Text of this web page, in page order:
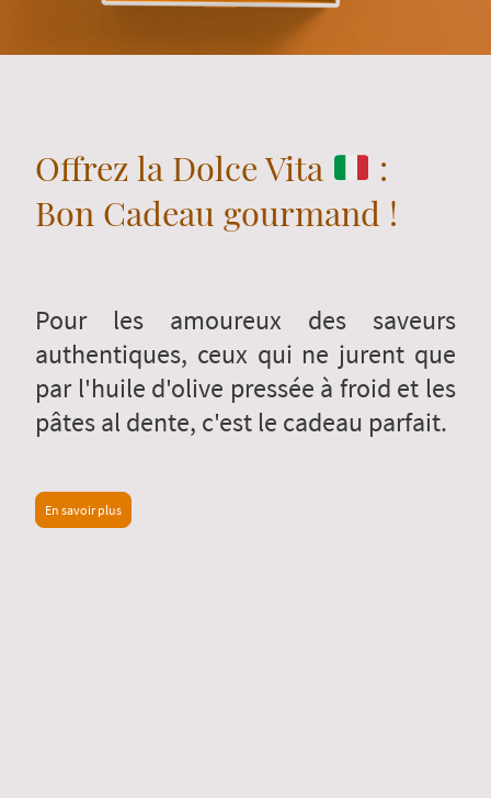
Offrez la Dolce Vita
:
Bon Cadeau gourmand !
Pour les amoureux des saveurs
authentiques, ceux qui ne jurent que
par l'huile d'olive pressée à froid et les
pâtes al dente, c'est le cadeau parfait.
En savoir plus